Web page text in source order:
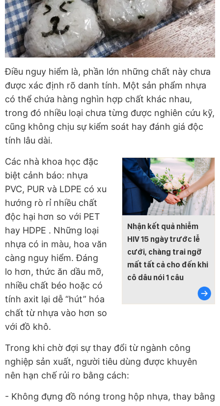
Điều nguy hiểm là, phần lớn những chất này chưa
được xác định rõ danh tính. Một sản phẩm nhựa
có thể chứa hàng nghìn hợp chất khác nhau,
trong đó nhiều loại chưa từng được nghiên cứu kỹ,
cũng không chịu sự kiểm soát hay đánh giá độc
tính lâu dài.
Nhận kết quả nhiễm
HIV 15 ngày trước lễ
cưới, chàng trai ngỡ
mất tất cả cho đến khi
cô dâu nói 1 câu
Các nhà khoa học đặc
biệt cảnh báo: nhựa
PVC, PUR và LDPE có xu
hướng rò rỉ nhiều chất
độc hại hơn so với PET
hay HDPE . Những loại
nhựa có in màu, hoa văn
càng nguy hiểm. Đáng
lo hơn, thức ăn dầu mỡ,
nhiều chất béo hoặc có
tính axit lại dễ “hút” hóa
chất từ nhựa vào hơn so
với đồ khô.
Trong khi chờ đợi sự thay đổi từ ngành công
nghiệp sản xuất, người tiêu dùng được khuyên
nên hạn chế rủi ro bằng cách:
- Không đựng đồ nóng trong hộp nhựa, thay bằng